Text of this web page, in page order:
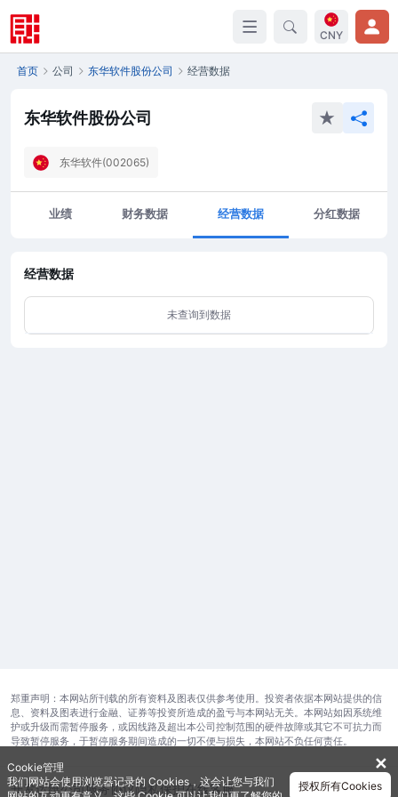
CNY
首页 公司 东华软件股份公司 经营数据
东华软件股份公司
东华软件(002065)
业绩 财务数据 经营数据 分红数据
经营数据
未查询到数据
郑重声明：本网站所刊载的所有资料及图表仅供参考使用。投资者依据本网站提供的信
息、资料及图表进行金融、证券等投资所造成的盈亏与本网站无关。本网站如因系统维
护或升级而需暂停服务，或因线路及超出本公司控制范围的硬件故障或其它不可抗力而
导致暂停服务，于暂停服务期间造成的一切不便与损失，本网站不负任何责任。
开发运维公司服务协议隐私保护在线客服
✕
Cookie管理
我们网站会使用浏览器记录的 Cookies，这会让您与我们
授权所有Cookies